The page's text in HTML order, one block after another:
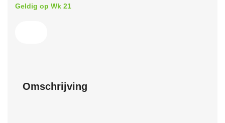
Geldig op Wk 21
Omschrijving